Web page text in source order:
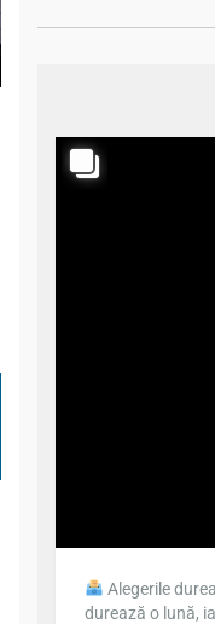
Alegerile
durează o lună,